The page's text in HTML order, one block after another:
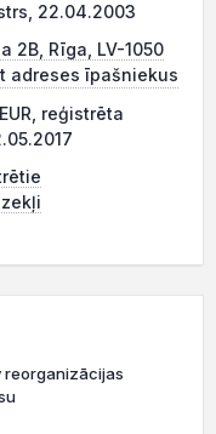
22.04.2003
2B, Rīga, LV-1050
adreses īpašniekus
reģistrēta